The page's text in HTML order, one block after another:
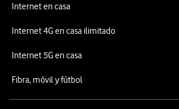
Internet en casa
Internet 4G en casa ilimitado
Internet 5G en casa
Fibra, móvil y fútbol